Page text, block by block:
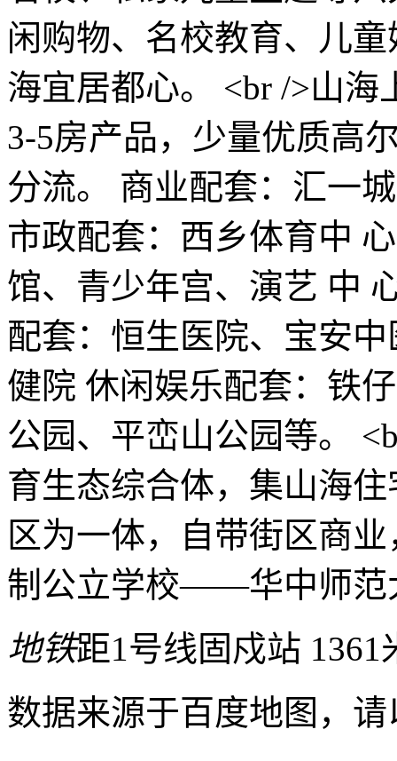
闲购物、名校教育、儿
海宜居都心。 <br />山海
3-5房产品，少量优质高
分流。 商业配套：汇一
市政配套：西乡体育中
馆、青少年宫、演艺 中
配套：恒生医院、宝安
健院 休闲娱乐配套：铁
公园、平峦山公园等。
育生态综合体，集山海
区为一体，自带街区商
制公立学校——华中师范
地铁距1号线固戍站 1361
数据来源于百度地图，